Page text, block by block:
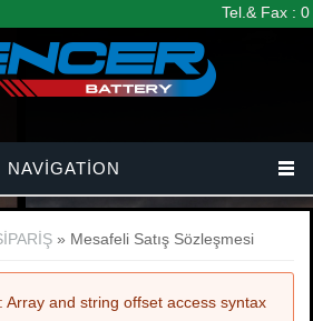
Tel.& Fax :
NAVIGATION
» Mesafeli Satış Sözleşmesi
: Array and string offset access syntax